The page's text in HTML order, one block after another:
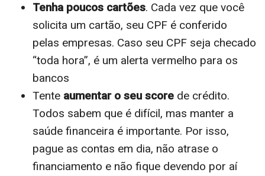
Tenha poucos cartões. Cada vez que você
solicita um cartão, seu CPF é conferido
pelas empresas. Caso seu CPF seja checado
“toda hora”, é um alerta vermelho para os
bancos
Tente aumentar o seu score de crédito.
Todos sabem que é difícil, mas manter a
saúde financeira é importante. Por isso,
pague as contas em dia, não atrase o
financiamento e não fique devendo por aí